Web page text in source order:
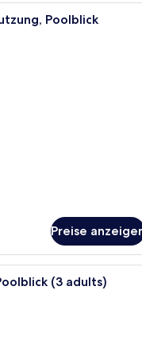
Ein Hotelzimmer mit Bett,
Poolblick
Preise
Ein modernes Hotelzimmer
(3 adults)